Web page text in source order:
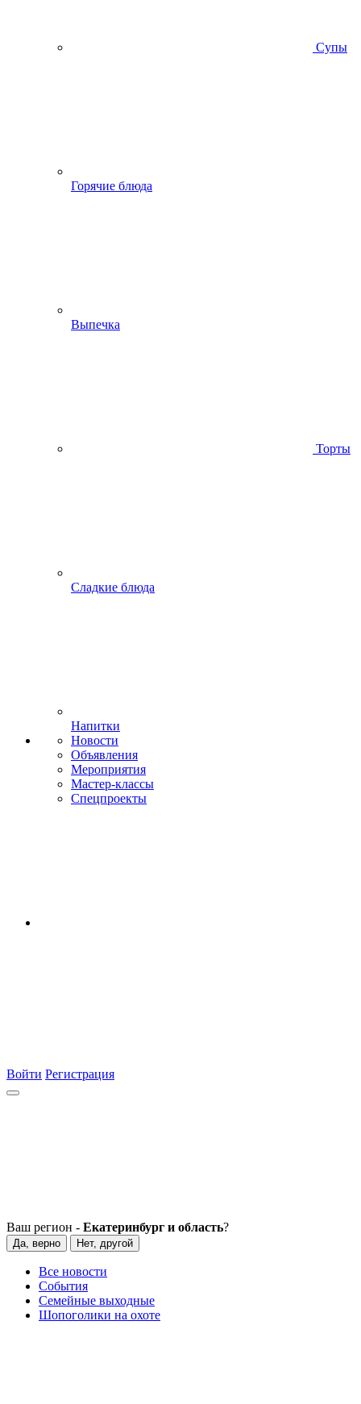
Супы
Горячие блюда
Выпечка
Торты
Сладкие блюда
Напитки
Новости
Объявления
Мероприятия
Мастер-классы
Спецпроекты
Войти Регистрация
Ваш регион - Екатеринбург и область?
Да, верно Нет, другой
Все новости
События
Семейные выходные
Шопоголики на охоте